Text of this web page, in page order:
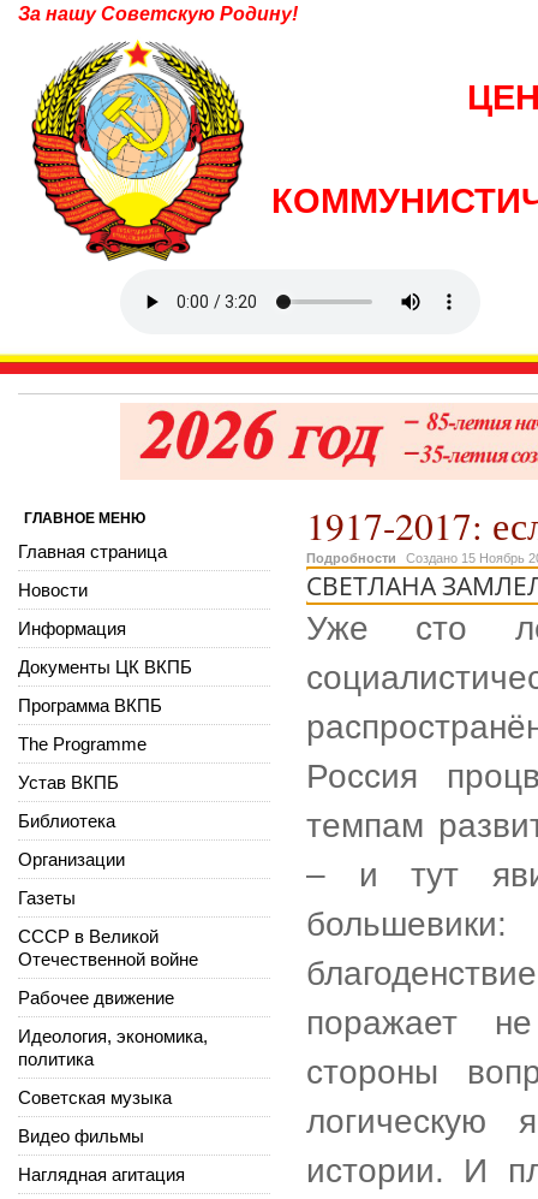
За нашу Советскую Родину!
1917-2017:
Подробности Создано 15 Ноябрь
СВЕТЛАНА
Уже сто
Россия
темпам
– и тут
поражает
стороны
логическую
истории. И
ГЛАВНОЕ МЕНЮ
Главная страница
Новости
Информация
Документы ЦК ВКПБ
Программа ВКПБ
The Programme
Устав ВКПБ
Библиотека
Организации
Газеты
СССР в Великой
Отечественной войне
Рабочее движение
Идеология, экономика,
политика
Советская музыка
Видео фильмы
Наглядная агитация